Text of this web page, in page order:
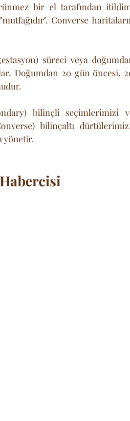
bir el tarafından
Converse
süreci veya
Doğumdan 20 gün öncesi,
bilinçli seçimlerimizi
bilinçaltı
yönetir.